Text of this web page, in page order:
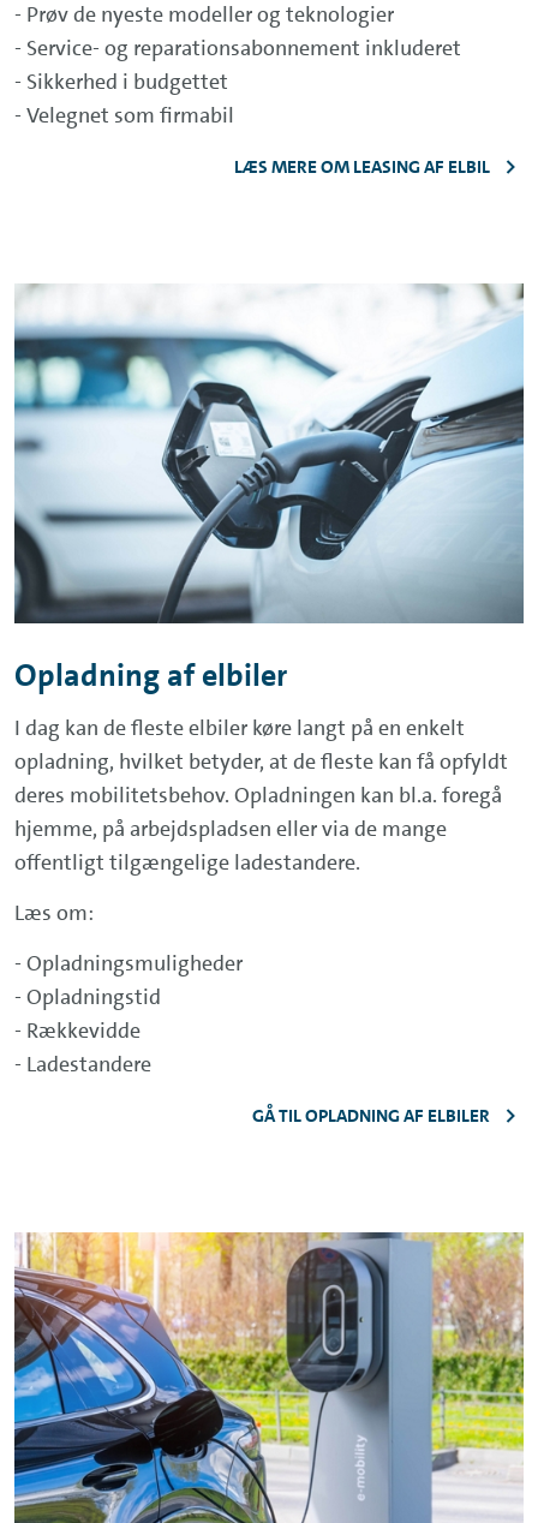
- Prøv de nyeste modeller og teknologier
- Service- og reparationsabonnement inkluderet
- Sikkerhed i budgettet
- Velegnet som firmabil
LÆS MERE OM LEASING AF ELBIL
Opladning af elbiler
I dag kan de fleste elbiler køre langt på en enkelt
opladning, hvilket betyder, at de fleste kan få opfyldt
deres mobilitetsbehov. Opladningen kan bl.a. foregå
hjemme, på arbejdspladsen eller via de mange
offentligt tilgængelige ladestandere.
Læs om:
- Opladningsmuligheder
- Opladningstid
- Rækkevidde
- Ladestandere
GÅ TIL OPLADNING AF ELBILER